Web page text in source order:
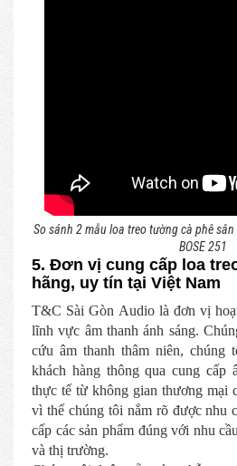
So sánh 2 mẫu loa treo tường cà phê sân
BOSE 251
5. Đơn vị cung cấp loa
hãng, uy tín tại Việt Nam
T&C Sài Gòn Audio là đơn vị
lĩnh vực âm thanh ánh sáng.
cứu âm thanh thâm niên, chúng
khách hàng thông qua cung cấp
thực tế từ không gian thương mại
vì thế chúng tôi nắm rõ được nhu
cấp các sản phẩm đúng với nhu
và thị trường.